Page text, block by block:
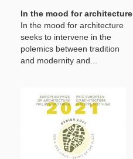
In the mood for architecture
In the mood for architecture
seeks to intervene in the
polemics between tradition
and modernity and...